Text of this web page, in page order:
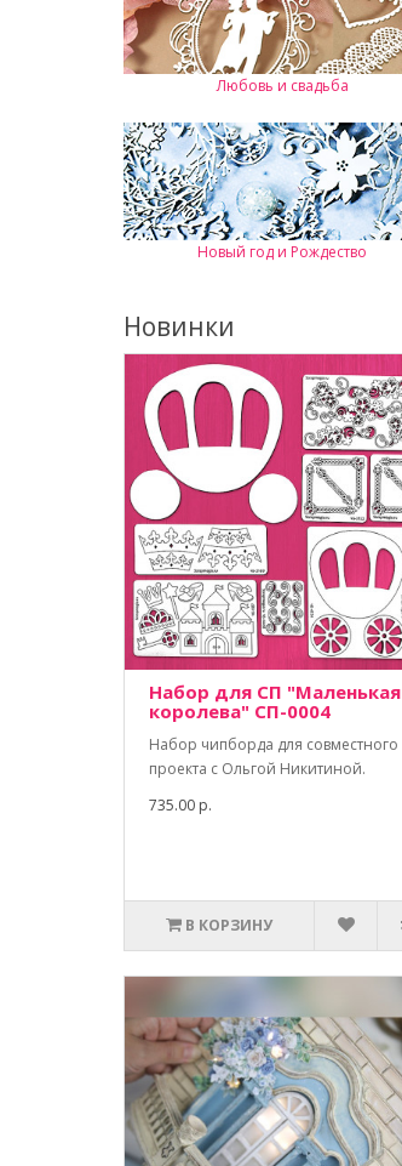
Любовь и свадьба
Новый год и Рождество
Новинки
Набор для СП "Маленькая
королева" СП-0004
Набор чипборда для совместного
проекта с Ольгой Никитиной.
735.00 р.
В КОРЗИНУ